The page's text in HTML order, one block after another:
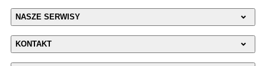
NASZE SERWISY
KONTAKT